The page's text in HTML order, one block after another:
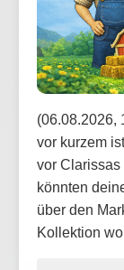
(06.08.2026,
vor kurzem
vor
könnten
über den
Kollektion